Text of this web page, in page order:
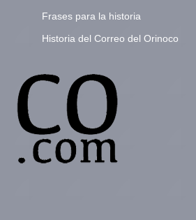
Frases para la historia
Historia del Correo del Orinoco